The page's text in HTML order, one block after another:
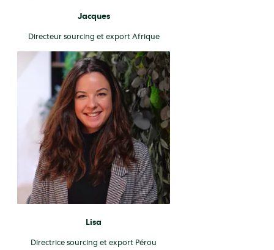
Jacques
Directeur sourcing et export Afrique
Lisa
Directrice sourcing et export Pérou